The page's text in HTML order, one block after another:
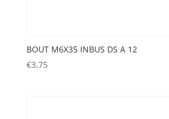
BOUT M6X35 INBUS DS A 12
€3,75